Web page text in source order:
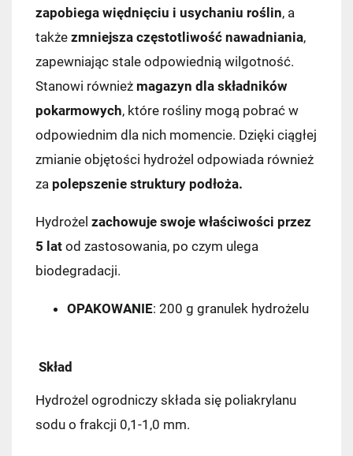
zapobiega więdnięciu i usychaniu roślin, a
także zmniejsza częstotliwość nawadniania,
zapewniając stale odpowiednią wilgotność.
Stanowi również magazyn dla składników
pokarmowych, które rośliny mogą pobrać w
odpowiednim dla nich momencie. Dzięki ciągłej
zmianie objętości hydrożel odpowiada również
za polepszenie struktury podłoża.
Hydrożel zachowuje swoje właściwości przez
5 lat od zastosowania, po czym ulega
biodegradacji.
OPAKOWANIE: 200 g granulek hydrożelu
Skład
Hydrożel ogrodniczy składa się poliakrylanu
sodu o frakcji 0,1-1,0 mm.